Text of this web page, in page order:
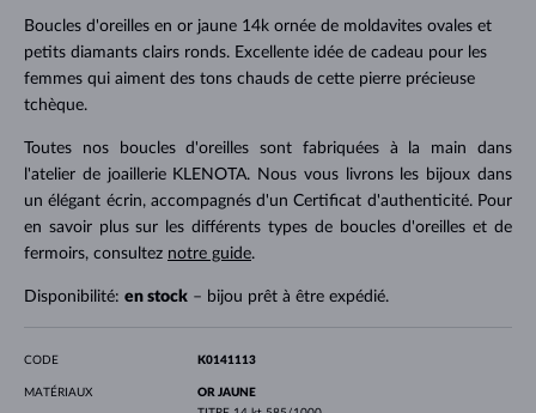
Boucles d'oreilles en or jaune 14k ornée de moldavites ovales et
petits diamants clairs ronds. Excellente idée de cadeau pour les
femmes qui aiment des tons chauds de cette pierre précieuse
tchèque.
Toutes nos boucles d'oreilles sont fabriquées à la main dans
l'atelier de joaillerie KLENOTA. Nous vous livrons les bijoux dans
un élégant écrin, accompagnés d'un Certificat d'authenticité. Pour
en savoir plus sur les différents types de boucles d'oreilles et de
fermoirs, consultez notre guide.
Disponibilité: en stock– bijou prêt à être expédié.
CODE K0141113
MATÉRIAUX
OR JAUNE